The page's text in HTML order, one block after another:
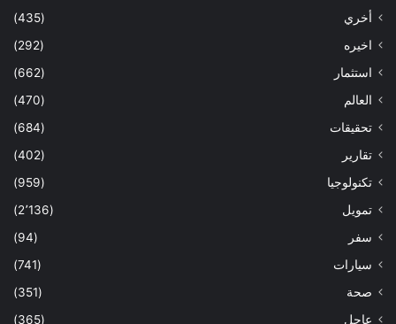
أخري
(435)
اخيره
(292)
استثمار
(662)
العالم
(470)
تحقيقات
(684)
تقارير
(402)
تكنولوجيا
(959)
تمويل
(2٬136)
سفر
(94)
سيارات
(741)
صحة
(351)
عاجل
(365)